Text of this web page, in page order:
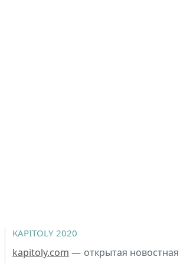
KAPITOLY 2020
kapitoly.com — открытая